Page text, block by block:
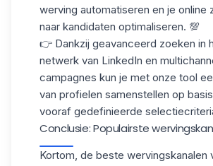
werving automatiseren en je online
naar kandidaten optimaliseren. 💯
👉 Dankzij geavanceerd zoeken in
netwerk van LinkedIn en
campagnes kun je met onze tool
van profielen samenstellen op
vooraf gedefinieerde
Conclusie: Populairste
Kortom, de beste wervingskanalen